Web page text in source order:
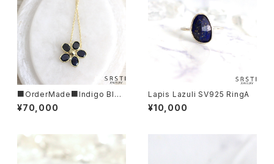
■OrderMade■Indigo Blue
Sapphier K14/K18 Flower N
ecklace
¥70,000
Lapis Lazuli SV925 RingA
¥10,000